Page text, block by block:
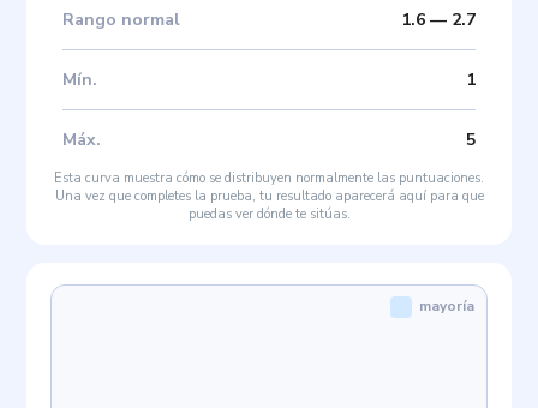
Rango normal 1.6— 2.7
Mín. 1
Máx. 5
Esta curva muestra cómo se distribuyen normalmente las puntuaciones.
Una vez que completes la prueba, tu resultado aparecerá aquí para que
puedas ver dónde te sitúas.
mayoría